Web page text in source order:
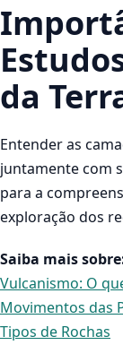
da
Entender as
juntamente com
para a
exploração dos
Saiba mais
Vulcanismo: O
Movimentos das
Tipos de Rochas